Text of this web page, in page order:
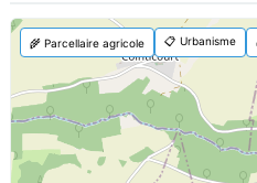
🌾 Parcellaire agricole 📋 Urbanisme